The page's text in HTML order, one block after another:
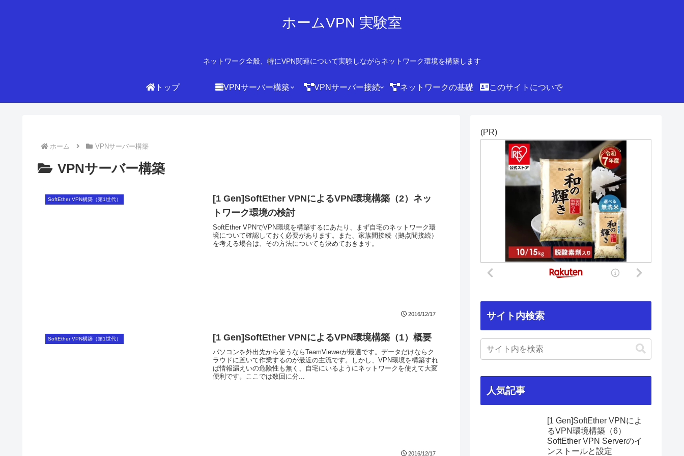
ホームVPN 実験室
ネットワーク全般、特にVPN関連について実験しながらネットワーク環境を構築します
トップ VPNサーバー構築 VPNサーバー接続 ネットワークの基礎 このサイトについて
ホーム VPNサーバー構築
VPNサーバー構築
SoftEther VPN構築（第1世代）
[1 Gen]SoftEther VPNによるVPN環境構築（2）ネッ
トワーク環境の検討
SoftEther VPNでVPN環境を構築するにあたり、まず自宅のネットワーク環
境について確認しておく必要があります。また、家族間接続（拠点間接続）
を考える場合は、その方法についても決めておきます。
2016/12/17
SoftEther VPN構築（第1世代） [1 Gen]SoftEther VPNによるVPN環境構築（1）概要
パソコンを外出先から使うならTeamViewerが最適です。データだけならク
ラウドに置いて作業するのが最近の主流です。しかし、VPN環境を構築すれ
ば情報漏えいの危険性も無く、自宅にいるようにネットワークを使えて大変
便利です。ここでは数回に分...
2016/12/17
(PR)
サイト内検索
人気記事
[1 Gen]SoftEther VPNによ
るVPN環境構築（6）
SoftEther VPN Serverのイ
ンストールと設定